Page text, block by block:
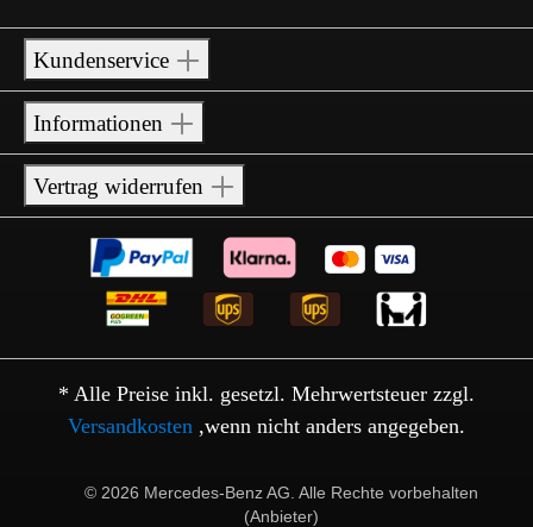
Kundenservice
Informationen
Vertrag widerrufen
* Alle Preise inkl. gesetzl. Mehrwertsteuer zzgl.
Versandkosten ,wenn nicht anders angegeben.
© 2026 Mercedes-Benz AG. Alle Rechte vorbehalten
(Anbieter)